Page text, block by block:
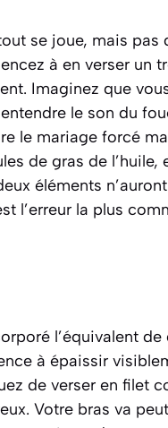
se joue, mais pas
à en verser un
Imaginez que
le son du
le mariage forcé
de gras de l’huile,
éléments
l’erreur la plus
l’équivalent
à épaissir
de verser en filet
Votre bras va